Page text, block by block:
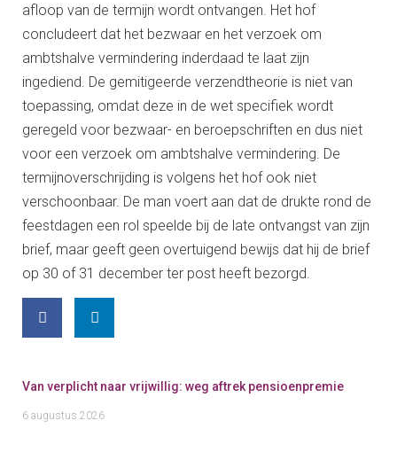
afloop van de termijn wordt ontvangen. Het hof
concludeert dat het bezwaar en het verzoek om
ambtshalve vermindering inderdaad te laat zijn
ingediend. De gemitigeerde verzendtheorie is niet van
toepassing, omdat deze in de wet specifiek wordt
geregeld voor bezwaar- en beroepschriften en dus niet
voor een verzoek om ambtshalve vermindering. De
termijnoverschrijding is volgens het hof ook niet
verschoonbaar. De man voert aan dat de drukte rond de
feestdagen een rol speelde bij de late ontvangst van zijn
brief, maar geeft geen overtuigend bewijs dat hij de brief
op 30 of 31 december ter post heeft bezorgd.
Van verplicht naar vrijwillig: weg aftrek pensioenpremie
6 augustus 2026